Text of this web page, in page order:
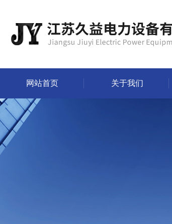
网站首页 关于我们